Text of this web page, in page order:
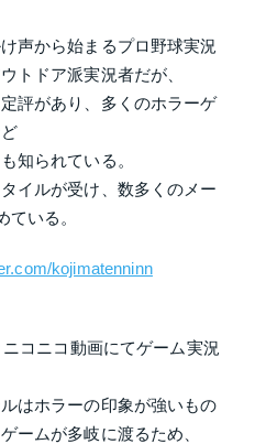
声から始まるプロ野球実況
トドア派実況者だが、
評があり、多くのホラーゲ
知られている。
イルが受け、数多くのメー
いる。
kojimatenninn
コニコ動画にてゲーム実況
はホラーの印象が強いもの
ームが多岐に渡るため、